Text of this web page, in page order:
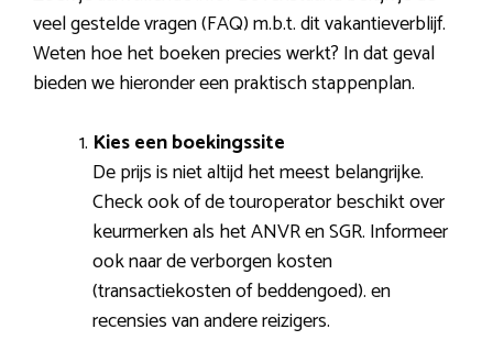
veel gestelde vragen (FAQ) m.b.t. dit vakantieverblijf.
Weten hoe het boeken precies werkt? In dat geval
bieden we hieronder een praktisch stappenplan.
Kies een boekingssite
De prijs is niet altijd het meest belangrijke.
Check ook of de touroperator beschikt over
keurmerken als het ANVR en SGR. Informeer
ook naar de verborgen kosten
(transactiekosten of beddengoed). en
recensies van andere reizigers.